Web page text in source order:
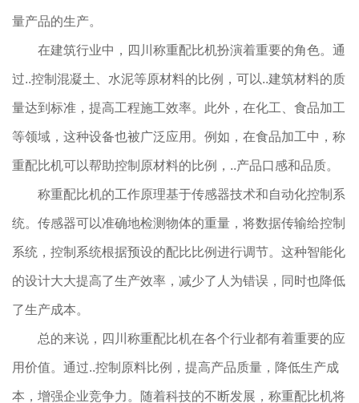
量产品的生产。
在建筑行业中，四川称重配比机扮演着重要的角色。通
过..控制混凝土、水泥等原材料的比例，可以..建筑材料的质
量达到标准，提高工程施工效率。此外，在化工、食品加工
等领域，这种设备也被广泛应用。例如，在食品加工中，称
重配比机可以帮助控制原材料的比例，..产品口感和品质。
称重配比机的工作原理基于传感器技术和自动化控制系
统。传感器可以准确地检测物体的重量，将数据传输给控制
系统，控制系统根据预设的配比比例进行调节。这种智能化
的设计大大提高了生产效率，减少了人为错误，同时也降低
了生产成本。
总的来说，四川称重配比机在各个行业都有着重要的应
用价值。通过..控制原料比例，提高产品质量，降低生产成
本，增强企业竞争力。随着科技的不断发展，称重配比机将